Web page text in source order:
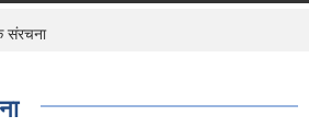
संरचना